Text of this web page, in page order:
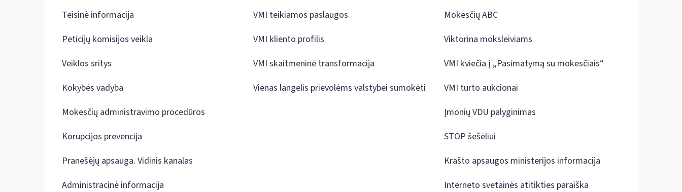
Teisinė informacija
Peticijų komisijos veikla
Veiklos sritys
Kokybės vadyba
Mokesčių administravimo procedūros
Korupcijos prevencija
Pranešėjų apsauga. Vidinis kanalas
Administracinė informacija
VMI teikiamos paslaugos
VMI kliento profilis
VMI skaitmeninė transformacija
Vienas langelis prievolėms valstybei sumokėti
Mokesčių ABC
Viktorina moksleiviams
VMI kviečia į „Pasimatymą su mokesčiais“
VMI turto aukcionai
Įmonių VDU palyginimas
STOP šešėliui
Krašto apsaugos ministerijos informacija
Interneto svetainės atitikties paraiška